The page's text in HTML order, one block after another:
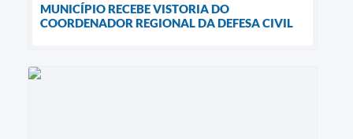
MUNICÍPIO RECEBE VISTORIA DO
COORDENADOR REGIONAL DA DEFESA CIVIL